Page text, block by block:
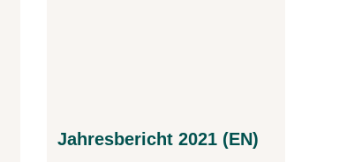
Jahresbericht 2021 (EN)